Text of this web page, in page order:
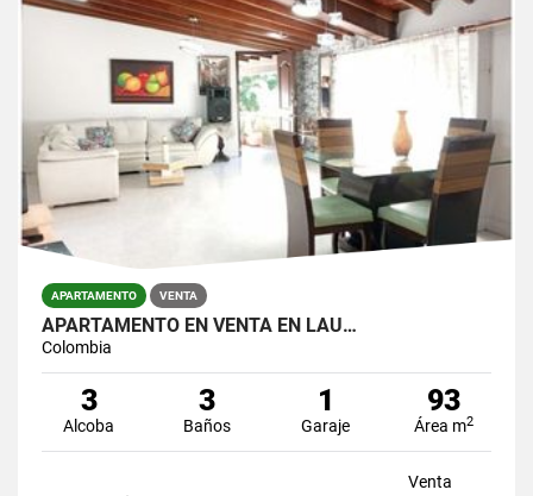
APARTAMENTO VENTA
APARTAMENTO EN VENTA EN LAU…
Colombia
3
Alcoba
3
Baños
1
Garaje
93
Área m2
Venta